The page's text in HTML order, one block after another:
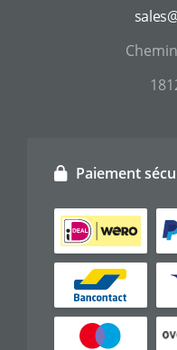
Paiement